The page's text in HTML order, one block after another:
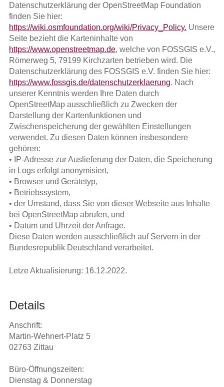
Datenschutzerklärung der OpenStreetMap Foundation
finden Sie hier:
https://wiki.osmfoundation.org/wiki/Privacy_Policy. Unsere
Seite bezieht die Karteninhalte von
https://www.openstreetmap.de, welche von FOSSGIS e.V.,
Römerweg 5, 79199 Kirchzarten betrieben wird. Die
Datenschutzerklärung des FOSSGIS e.V. finden Sie hier:
https://www.fossgis.de/datenschutzerklaerung. Nach
unserer Kenntnis werden Ihre Daten durch
OpenStreetMap ausschließlich zu Zwecken der
Darstellung der Kartenfunktionen und
Zwischenspeicherung der gewählten Einstellungen
verwendet. Zu diesen Daten können insbesondere
gehören:
• IP-Adresse zur Auslieferung der Daten, die Speicherung
in Logs erfolgt anonymisiert,
• Browser und Gerätetyp,
• Betriebssystem,
• der Umstand, dass Sie von dieser Webseite aus Inhalte
bei OpenStreetMap abrufen, und
• Datum und Uhrzeit der Anfrage.
Diese Daten werden ausschließlich auf Servern in der
Bundesrepublik Deutschland verarbeitet.
Letze Aktualisierung: 16.12.2022.
Details
Anschrift:
Martin-Wehnert-Platz 5
02763 Zittau
Büro-Öffnungszeiten:
Dienstag & Donnerstag